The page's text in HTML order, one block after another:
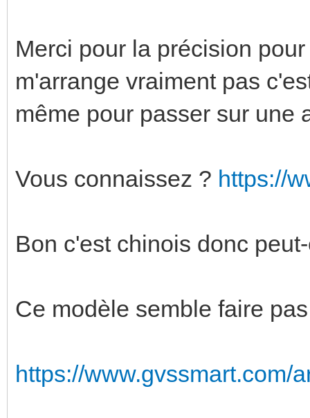
Merci pour la précision
m'arrange vraiment pas
même pour passer sur une
Vous connaissez ? https://
Bon c'est chinois donc
Ce modèle semble faire
https://www.gvssmart.com/